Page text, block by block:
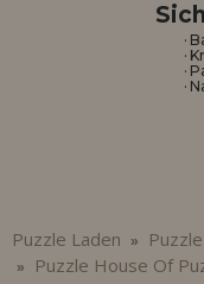
·
·
·
·
Puzzle Laden »
» Puzzle House Of